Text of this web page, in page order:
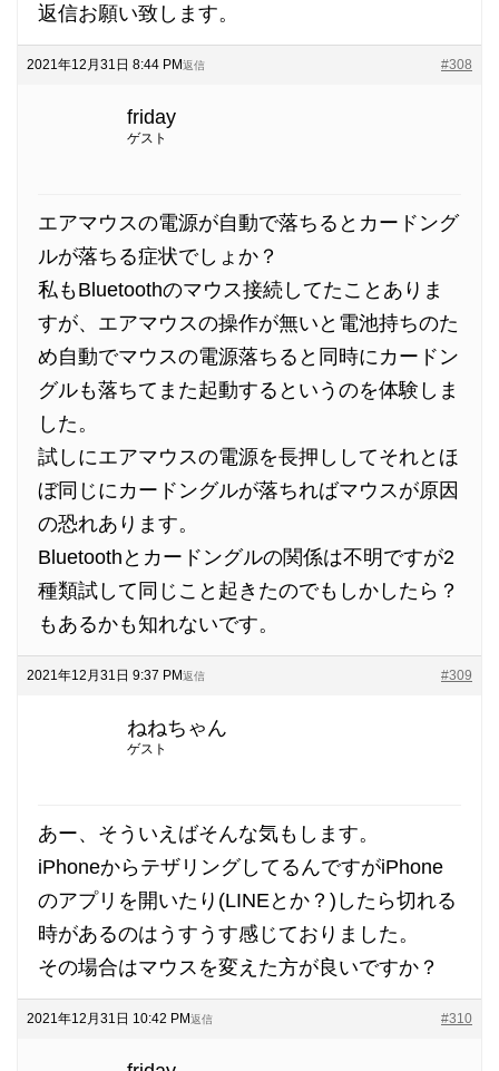
返信お願い致します。
2021年12月31日 8:44 PM #308
返信
friday
ゲスト
エアマウスの電源が自動で落ちるとカードング
ルが落ちる症状でしょか？
私もBluetoothのマウス接続してたことありま
すが、エアマウスの操作が無いと電池持ちのた
め自動でマウスの電源落ちると同時にカードン
グルも落ちてまた起動するというのを体験しま
した。
試しにエアマウスの電源を長押ししてそれとほ
ぼ同じにカードングルが落ちればマウスが原因
の恐れあります。
Bluetoothとカードングルの関係は不明ですが2
種類試して同じこと起きたのでもしかしたら？
もあるかも知れないです。
2021年12月31日 9:37 PM #309
返信
ねねちゃん
ゲスト
あー、そういえばそんな気もします。
iPhoneからテザリングしてるんですがiPhone
のアプリを開いたり(LINEとか？)したら切れる
時があるのはうすうす感じておりました。
その場合はマウスを変えた方が良いですか？
2021年12月31日 10:42 PM #310
返信